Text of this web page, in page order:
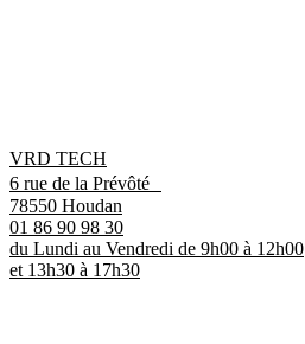
VRD TECH
6 rue de la Prévôté
78550 Houdan
01 86 90 98 30
du Lundi au Vendredi de 9h00 à 12h00
et 13h30 à 17h30